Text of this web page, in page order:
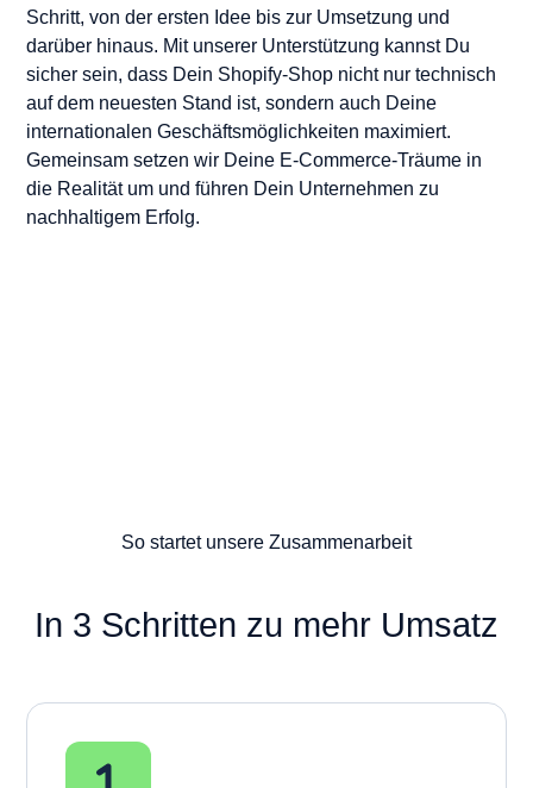
Schritt, von der ersten Idee bis zur Umsetzung und
darüber hinaus. Mit unserer Unterstützung kannst Du
sicher sein, dass Dein Shopify-Shop nicht nur technisch
auf dem neuesten Stand ist, sondern auch Deine
internationalen Geschäftsmöglichkeiten maximiert.
Gemeinsam setzen wir Deine E-Commerce-Träume in
die Realität um und führen Dein Unternehmen zu
nachhaltigem Erfolg.
So startet unsere Zusammenarbeit
In 3 Schritten zu mehr Umsatz